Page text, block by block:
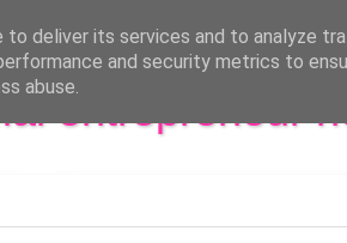
entrepreneur
deliver its services and to analyze
and security metrics to
abuse.